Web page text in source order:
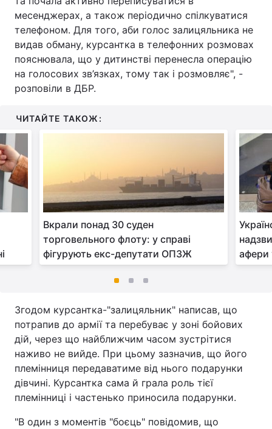
месенджерах, а також періодично спілкуватися
телефоном. Для того, аби голос залицяльника не
видав обману, курсантка в телефонних розмовах
пояснювала, що у дитинстві перенесла операцію
на голосових зв’язках, тому так і розмовляє", -
розповіли в ДБР.
ЧИТАЙТЕ ТАКОЖ:
Вкрали понад 30 суден
торговельного флоту: у справі
фігурують екс-депутати ОПЗЖ
афери
Згодом курсантка-"залицяльник" написав, що
потрапив до армії та перебуває у зоні бойових
дій, через що найближчим часом зустрітися
наживо не вийде. При цьому зазначив, що його
племінниця передаватиме від нього подарунки
дівчині. Курсантка сама й грала роль тієї
племінниці і частенько приносила подарунки.
"В один з моментів "боєць" повідомив, що